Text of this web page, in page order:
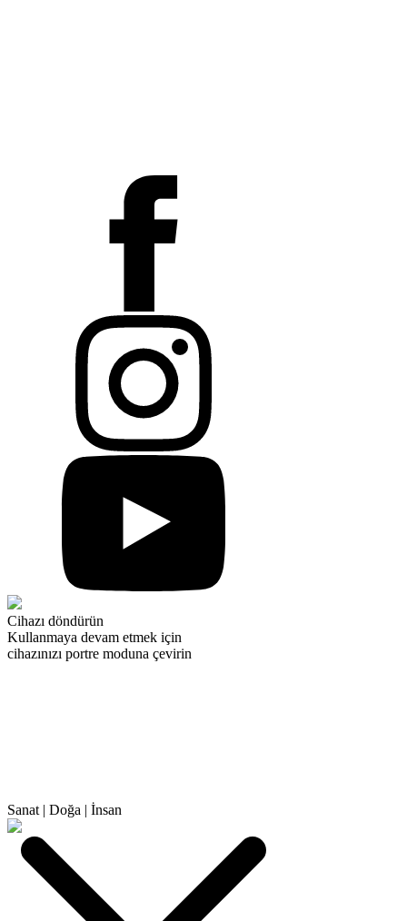
Cihazı döndürün
Kullanmaya devam etmek için
cihazınızı portre moduna çevirin
Sanat | Doğa | İnsan